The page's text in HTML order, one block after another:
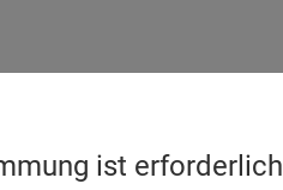
ist erforderlich